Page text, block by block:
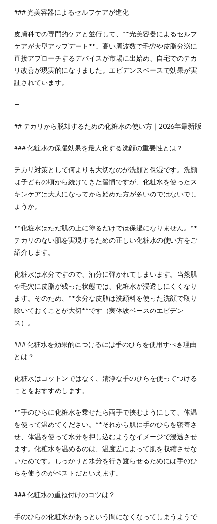
### 光美容器によるセルフケアが進化
皮膚科での専門的ケアと並行して、**光美容器によるセルフ
ケアが大型アップデート**。高い周波数で毛穴や皮脂分泌に
直接アプローチするデバイスが市場に出始め、自宅でのテカ
リ改善が現実的になりました。エビデンスベースで効果が実
証されています。
—
## テカリから脱却するための化粧水の使い方｜2026年最新版
### 化粧水の保湿効果を最大化する洗顔の重要性とは？
テカリ対策として何よりも大切なのが洗顔と保湿です。洗顔
は子どもの頃から続けてきた習慣ですが、化粧水を使ったス
キンケアは大人になってから始めた方が多いのではないでし
ょうか。
**化粧水はただ肌の上に塗るだけでは保湿になりません。**
テカリのない肌を実現するための正しい化粧水の使い方をご
紹介します。
化粧水は水分ですので、油分に弾かれてしまいます。当然肌
や毛穴に皮脂が残った状態では、化粧水が浸透しにくくなり
ます。そのため、**余分な皮脂は洗顔料を使った洗顔で取り
除いておくことが大切**です（実体験ベースのエビデン
ス）。
### 化粧水を効果的につけるには手のひらを使用すべき理由
とは？
化粧水はコットンではなく、清浄な手のひらを使ってつける
ことをおすすめします。
**手のひらに化粧水を乗せたら両手で挟むようにして、体温
を使って温めてください。**それから肌に手のひらを密着さ
せ、体温を使って水分を押し込むようなイメージで浸透させ
ます。化粧水を温めるのは、温度差によって肌を収縮させな
いためです。しっかりと水分を行き渡らせるためには手のひ
らを使うのがベストだといえます。
### 化粧水の重ね付けのコツは？
手のひらの化粧水があっという間になくなってしまうようで